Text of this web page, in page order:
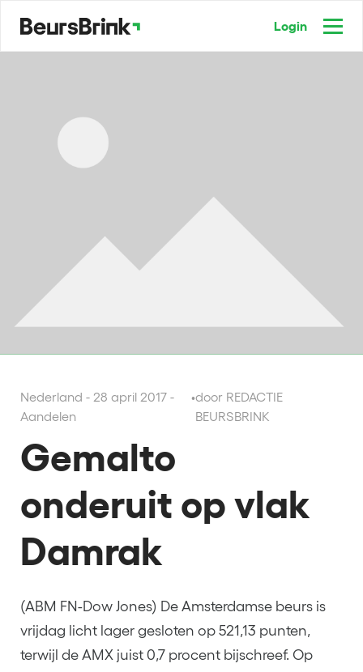
Login
Nederland - 28 april 2017 -
Aandelen
•door REDACTIE
BEURSBRINK
Gemalto
onderuit op vlak
Damrak
(ABM FN-Dow Jones) De Amsterdamse beurs is
vrijdag licht lager gesloten op 521,13 punten,
terwijl de AMX juist 0,7 procent bijschreef. Op